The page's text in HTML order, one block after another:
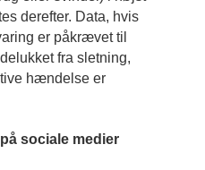
derefter. Data, hvis
er påkrævet til
fra sletning,
hændelse er
sociale medier